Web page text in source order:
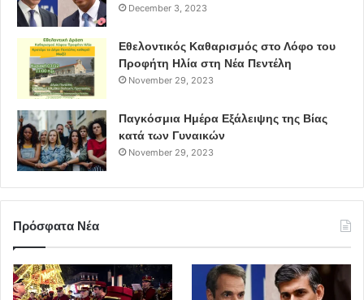
December 3, 2023
Εθελοντικός Καθαρισμός στο Λόφο του
Προφήτη Ηλία στη Νέα Πεντέλη
November 29, 2023
Παγκόσμια Ημέρα Εξάλειψης της Βίας
κατά των Γυναικών
November 29, 2023
Πρόσφατα Νέα